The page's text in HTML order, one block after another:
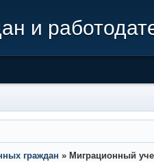
и
граждан » Миграционный